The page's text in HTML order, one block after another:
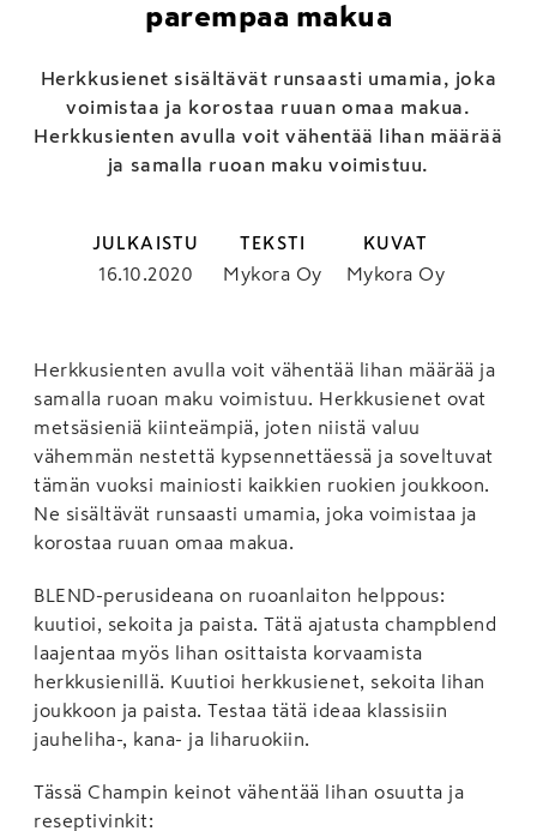
parempaa makua
Herkkusienet sisältävät runsaasti umamia, joka
voimistaa ja korostaa ruuan omaa makua.
Herkkusienten avulla voit vähentää lihan määrää
ja samalla ruoan maku voimistuu.
JULKAISTU
16.10.2020
TEKSTI
Mykora Oy
KUVAT
Mykora Oy
Herkkusienten avulla voit vähentää lihan määrää ja
samalla ruoan maku voimistuu. Herkkusienet ovat
metsäsieniä kiinteämpiä, joten niistä valuu
vähemmän nestettä kypsennettäessä ja soveltuvat
tämän vuoksi mainiosti kaikkien ruokien joukkoon.
Ne sisältävät runsaasti umamia, joka voimistaa ja
korostaa ruuan omaa makua.
BLEND-perusideana on ruoanlaiton helppous:
kuutioi, sekoita ja paista. Tätä ajatusta champblend
laajentaa myös lihan osittaista korvaamista
herkkusienillä. Kuutioi herkkusienet, sekoita lihan
joukkoon ja paista. Testaa tätä ideaa klassisiin
jauheliha-, kana- ja liharuokiin.
Tässä Champin keinot vähentää lihan osuutta ja
reseptivinkit: